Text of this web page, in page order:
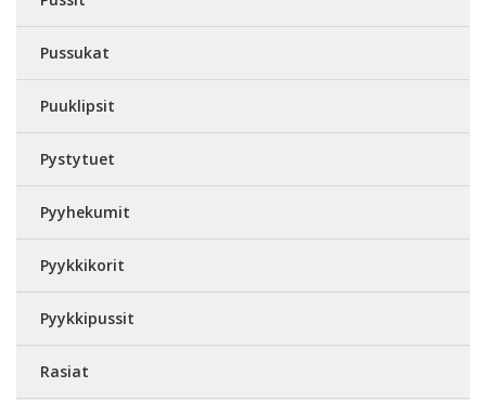
Pussukat
Puuklipsit
Pystytuet
Pyyhekumit
Pyykkikorit
Pyykkipussit
Rasiat